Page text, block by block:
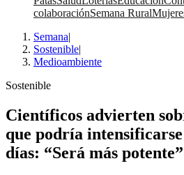
colaboraciónSemana Rural
Semana|
Sostenible|
Medioambiente
Sostenible
Científicos advierten
que podría
días: “Será más potente”